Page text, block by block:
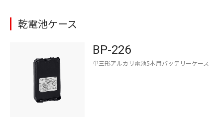
乾電池ケース
BP-226
単三形アルカリ電池5本用バッテリーケース